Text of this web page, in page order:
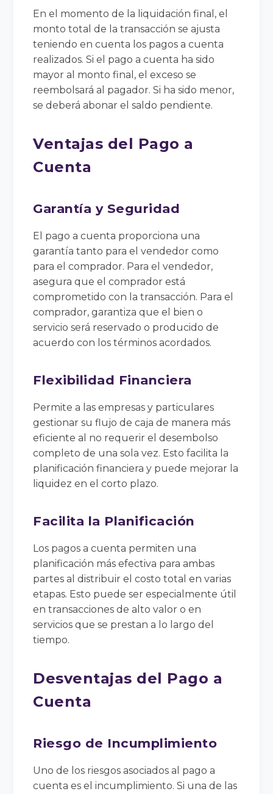
En el momento de la liquidación final, el
monto total de la transacción se ajusta
teniendo en cuenta los pagos a cuenta
realizados. Si el pago a cuenta ha sido
mayor al monto final, el exceso se
reembolsará al pagador. Si ha sido menor,
se deberá abonar el saldo pendiente.
Ventajas del Pago a
Cuenta
Garantía y Seguridad
El pago a cuenta proporciona una
garantía tanto para el vendedor como
para el comprador. Para el vendedor,
asegura que el comprador está
comprometido con la transacción. Para el
comprador, garantiza que el bien o
servicio será reservado o producido de
acuerdo con los términos acordados.
Flexibilidad Financiera
Permite a las empresas y particulares
gestionar su flujo de caja de manera más
eficiente al no requerir el desembolso
completo de una sola vez. Esto facilita la
planificación financiera y puede mejorar la
liquidez en el corto plazo.
Facilita la Planificación
Los pagos a cuenta permiten una
planificación más efectiva para ambas
partes al distribuir el costo total en varias
etapas. Esto puede ser especialmente útil
en transacciones de alto valor o en
servicios que se prestan a lo largo del
tiempo.
Desventajas del Pago a
Cuenta
Riesgo de Incumplimiento
Uno de los riesgos asociados al pago a
cuenta es el incumplimiento. Si una de las